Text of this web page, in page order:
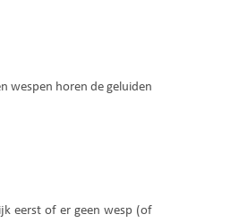
wespen horen de geluiden
eerst of er geen wesp (of